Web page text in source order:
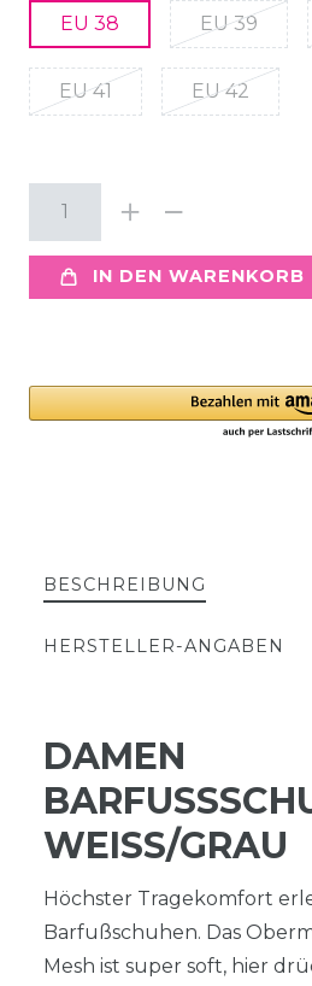
EU 38 EU 39
EU 41 EU 42
IN DEN WARENKORB
BESCHREIBUNG
HERSTELLER-ANGABEN
DAMEN
EISS/GRAU
Höchster Tragekomfort
Barfußschuhen. Das
Mesh ist super soft, hier